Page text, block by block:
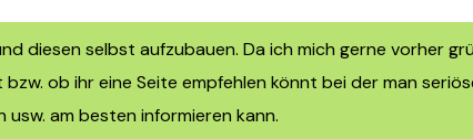
diesen selbst aufzubauen. Da ich mich gerne vorher
ob ihr eine Seite empfehlen könnt bei der man
am besten informieren kann.